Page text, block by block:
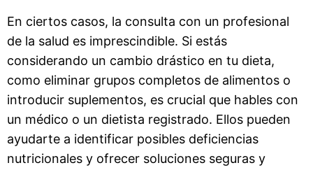
En ciertos casos, la consulta con un profesional
de la salud es imprescindible. Si estás
considerando un cambio drástico en tu dieta,
como eliminar grupos completos de alimentos o
introducir suplementos, es crucial que hables con
un médico o un dietista registrado. Ellos pueden
ayudarte a identificar posibles deficiencias
nutricionales y ofrecer soluciones seguras y